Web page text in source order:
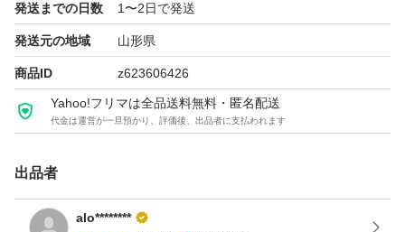
●水でもおいしく飲めるミルクショコラ風味。水にサッと
溶けて飲みやすい
簡易包装にて発送いたします。
#フォーウーマン
#SAVAS
発送までの日数 1〜2日で発送
発送元の地域 山形県
商品ID z623606426
Yahoo!フリマは全品送料無料・匿名配送
代金は運営が一旦預かり、評価後、出品者に支払われます
出品者
alo********